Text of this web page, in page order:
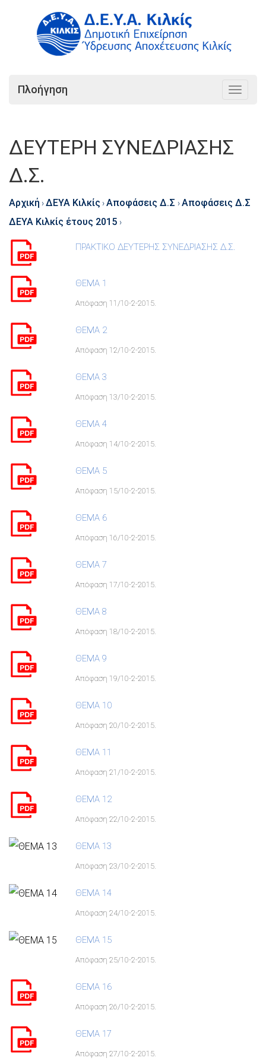
Toggle
Πλοήγηση
ΔΕΥΤΕΡΗ ΣΥΝΕΔΡΙΑΣΗΣ
Δ.Σ.
Αρχική ›ΔΕΥΑ Κιλκίς ›Αποφάσεις Δ.Σ ›Αποφάσεις Δ.Σ
ΔΕΥΑ Κιλκίς έτους 2015 ›
ΠΡΑΚΤΙΚΟ ΔΕΥΤΕΡΗΣ ΣΥΝΕΔΡΙΑΣΗΣ Δ.Σ.
ΘΕΜΑ 1
Απόφαση 11/10-2-2015.
ΘΕΜΑ 2
Απόφαση 12/10-2-2015.
ΘΕΜΑ 3
Απόφαση 13/10-2-2015.
ΘΕΜΑ 4
Απόφαση 14/10-2-2015.
ΘΕΜΑ 5
Απόφαση 15/10-2-2015.
ΘΕΜΑ 6
Απόφαση 16/10-2-2015.
ΘΕΜΑ 7
Απόφαση 17/10-2-2015.
ΘΕΜΑ 8
Απόφαση 18/10-2-2015.
ΘΕΜΑ 9
Απόφαση 19/10-2-2015.
ΘΕΜΑ 10
Απόφαση 20/10-2-2015.
ΘΕΜΑ 11
Απόφαση 21/10-2-2015.
ΘΕΜΑ 12
Απόφαση 22/10-2-2015.
ΘΕΜΑ 13
Απόφαση 23/10-2-2015.
ΘΕΜΑ 14
Απόφαση 24/10-2-2015.
ΘΕΜΑ 15
Απόφαση 25/10-2-2015.
ΘΕΜΑ 16
Απόφαση 26/10-2-2015.
ΘΕΜΑ 17
Απόφαση 27/10-2-2015.